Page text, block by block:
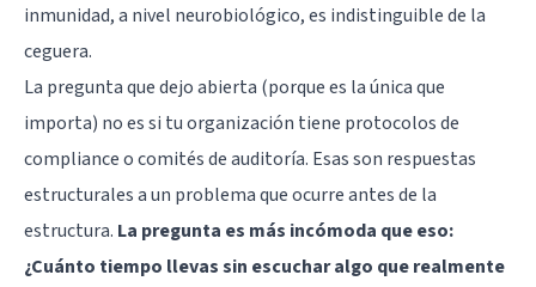
inmunidad, a nivel neurobiológico, es indistinguible de la
ceguera.
La pregunta que dejo abierta (porque es la única que
importa) no es si tu organización tiene protocolos de
compliance o comités de auditoría. Esas son respuestas
estructurales a un problema que ocurre antes de la
estructura. La pregunta es más incómoda que eso:
¿Cuánto tiempo llevas sin escuchar algo que realmente